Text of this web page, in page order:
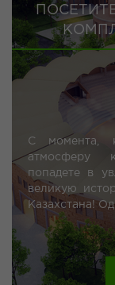
С момента,
атмосферу
попадете в
великую
Казахстана!